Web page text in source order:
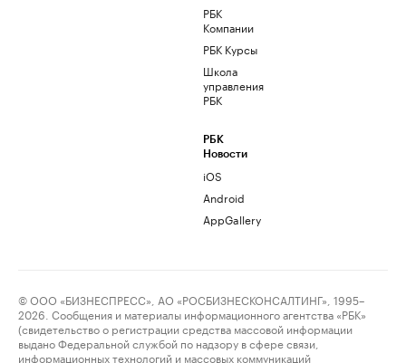
РБК
Компании
РБК Курсы
Школа
управления
РБК
РБК
Новости
iOS
Android
AppGallery
© ООО «БИЗНЕСПРЕСС», АО «РОСБИЗНЕСКОНСАЛТИНГ», 1995–
2026. Сообщения и материалы информационного агентства «РБК»
(свидетельство о регистрации средства массовой информации
выдано Федеральной службой по надзору в сфере связи,
информационных технологий и массовых коммуникаций